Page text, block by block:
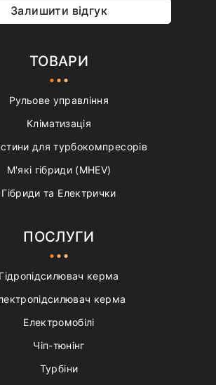
Залишити відгук
ТОВАРИ
Рульове управління
Кліматизація
для турбокомпресорів
М'які гібриди (MHEV)
Гібриди та Електрички
ПОСЛУГИ
Гідропідсилювач керма
керма
Електромобілі
Чіп-тюнінг
Турбіни